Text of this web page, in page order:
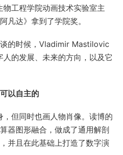
工程学院动画技术实验室主
凡达》拿到了学院奖。
的时候，Vladimir Mastilovic
的发展、未来的方向，以及它
以自主的
但同时也画人物肖像。读博的
器图形融合，做成了通用解剖
并且在此基础上打造了数字演